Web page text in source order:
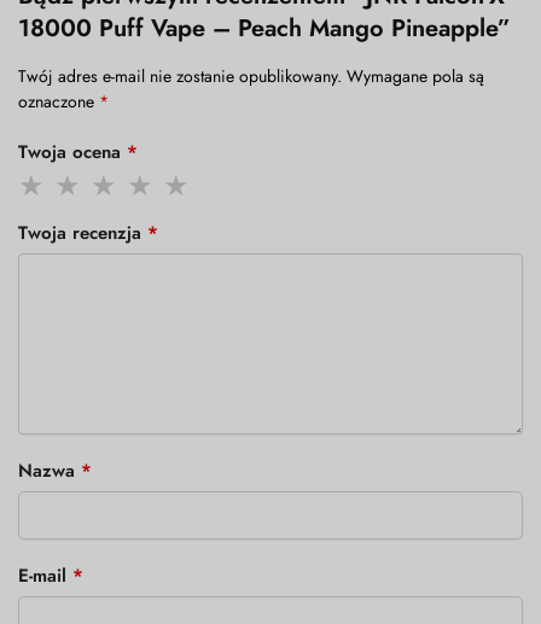
18000 Puff Vape – Peach Mango Pineapple”
Twój adres e-mail nie zostanie opublikowany. Wymagane pola są
oznaczone *
Twoja ocena *
Twoja recenzja *
Nazwa *
E-mail *